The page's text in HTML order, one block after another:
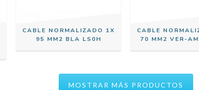
CABLE NORMALIZADO 1X
95 MM2 BLA LS0H
CABLE
70 MM2 VER-
MOSTRAR MÁS PRODUCTOS